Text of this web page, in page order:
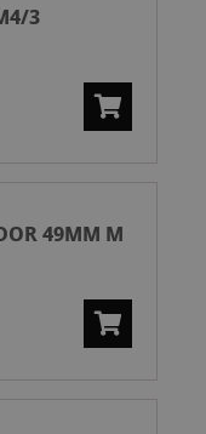
3
49MM M